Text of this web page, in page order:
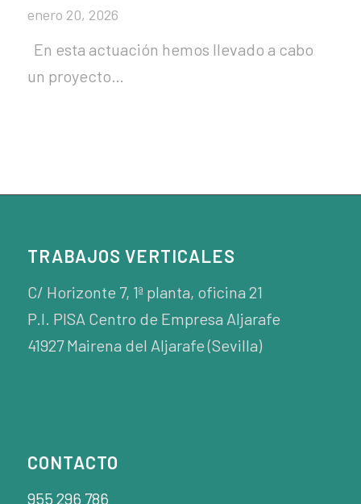
enero 20, 2026
En esta actuación hemos llevado a cabo
un proyecto…
TRABAJOS VERTICALES
C/ Horizonte 7, 1ª planta, oficina 21
P.I. PISA Centro de Empresa Aljarafe
41927 Mairena del Aljarafe (Sevilla)
CONTACTO
955 296 786